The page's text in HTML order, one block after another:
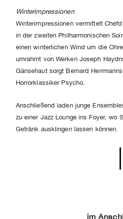
Winterimpressionen
Winterimpressionen vermittelt
in der zweiten Philharmonischen
einen winterlichen Wind um die
umrahmt von Werken Joseph
Gänsehaut sorgt Bernard
Horrorklassiker Psycho.
Anschließend laden junge
zu einer Jazz Lounge ins Foyer, wo
Getränk ausklingen lassen können.
im